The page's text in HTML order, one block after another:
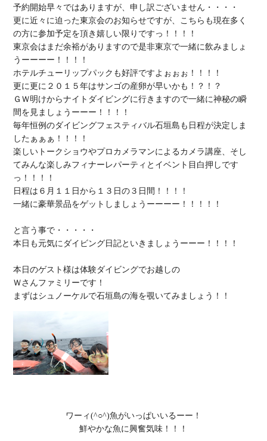
予約開始早々ではありますが、申し訳ございません・・・・
更に近々に迫った東京会のお知らせですが、こちらも現在多く
の方に参加予定を頂き嬉しい限りですっ！！！！
東京会はまだ余裕がありますので是非東京で一緒に飲みましょ
うーーーー！！！！
ホテルチューリップパックも好評ですよぉぉぉ！！！！
更に更に２０１５年はサンゴの産卵が早いかも！？！？
ＧＷ明けからナイトダイビングに行きますので一緒に神秘の瞬
間を見ましょうーーー！！！！
毎年恒例のダイビングフェスティバル石垣島も日程が決定しま
したぁぁぁ！！！！
楽しいトークショウやプロカメラマンによるカメラ講座、そし
てみんな楽しみフィナーレパーティとイベント目白押しです
っ！！！！
日程は６月１１日から１３日の３日間！！！！
一緒に豪華景品をゲットしましょうーーーー！！！！！
と言う事で・・・・・
本日も元気にダイビング日記といきましょうーーー！！！！
本日のゲスト様は体験ダイビングでお越しの
Ｗさんファミリーです！
ワーィ(^○^)魚がいっぱいいるーー！
鮮やかな魚に興奮気味！！！